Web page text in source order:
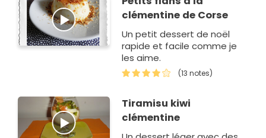
clémentine de Corse
Un petit dessert de noël
rapide et facile comme je
les aime.
(13 notes)
Tiramisu kiwi
clémentine